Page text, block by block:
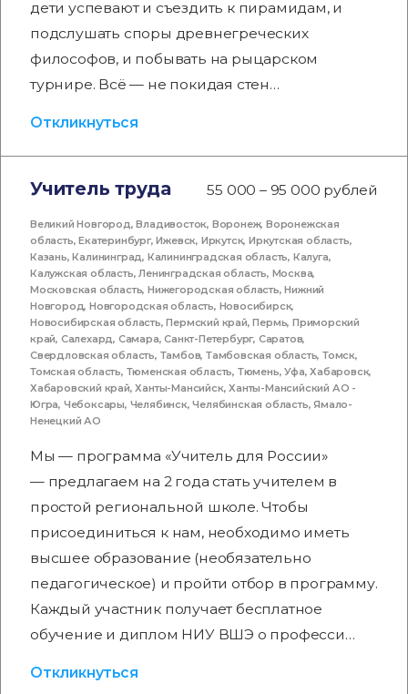
дети успевают и съездить к пирамидам, и
подслушать споры древнегреческих
философов, и побывать на рыцарском
турнире. Всё — не покидая стен…
Откликнуться
Учитель труда 55 000 – 95 000 рублей
Великий Новгород,Владивосток, Воронеж,Воронежская
область,Екатеринбург,Ижевск, Иркутск,Иркутская область,
Казань,Калининград, Калининградская область, Калуга,
Калужская область,Ленинградская область, Москва,
Московская область,Нижегородская область,Нижний
Новгород,Новгородская область, Новосибирск,
Новосибирская область,Пермский край,Пермь,Приморский
край, Салехард, Самара,Санкт-Петербург, Саратов,
Свердловская область, Тамбов,Тамбовская область,Томск,
Томская область, Тюменская область, Тюмень,Уфа,Хабаровск,
Хабаровский край,Ханты-Мансийск,Ханты-Мансийский АО -
Югра, Чебоксары, Челябинск,Челябинская область,Ямало-
Ненецкий АО
Мы — программа «Учитель для России»
— предлагаем на 2 года стать учителем в
простой региональной школе. Чтобы
присоединиться к нам, необходимо иметь
высшее образование (необязательно
педагогическое) и пройти отбор в программу.
Каждый участник получает бесплатное
обучение и диплом НИУ ВШЭ о професси…
Откликнуться